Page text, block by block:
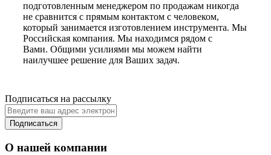
подготовленным менеджером по продажам никогда
не сравнится с прямым контактом с человеком,
который занимается изготовлением инструмента. Мы
Российская компания. Мы находимся рядом с
Вами. Общими усилиями мы можем найти
наилучшее решение для Ваших задач.
Подписаться на рассылку
Подписаться
О нашей компании